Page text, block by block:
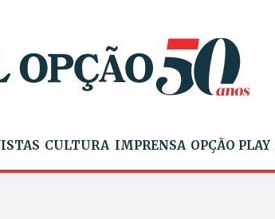
CULTURA IMPRENSA OPÇÃO PLAY